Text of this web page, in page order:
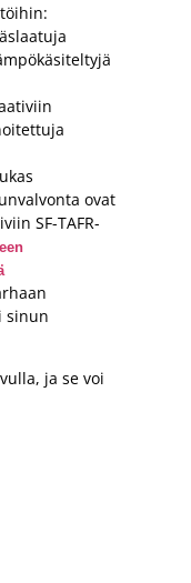
ovat
SF-TAFR-
sinun
ja se voi